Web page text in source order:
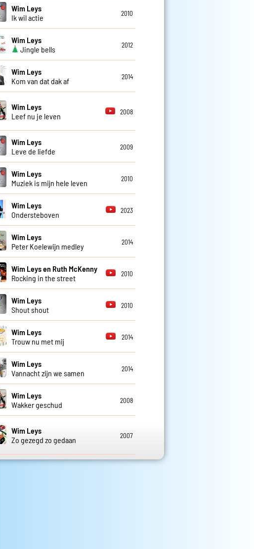
Wim Leys
Ik wil actie
2010
Wim Leys
Jingle bells
2012
Wim Leys
Kom van dat dak af
2014
Wim Leys
Leef nu je leven
2008
Wim Leys
Leve de liefde
2009
Wim Leys
Muziek is mijn hele leven
2010
Wim Leys
Ondersteboven
2023
Wim Leys
Peter Koelewijn medley
2014
Wim Leys en Ruth McKenny
Rocking in the street
2010
Wim Leys
Shout shout
2010
Wim Leys
Trouw nu met mij
2014
Wim Leys
Vannacht zijn we samen
2014
Wim Leys
Wakker geschud
2008
Wim Leys
Zo gezegd zo gedaan
2007